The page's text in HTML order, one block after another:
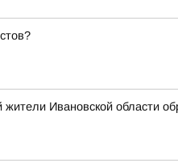
Ивановской области